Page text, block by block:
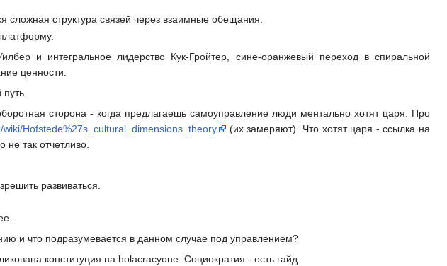
структура связей через взаимные обещания.
и интегральное лидерство Кук-Гройтер, сине-оранжевый переход в спиральной
ценности.
сторона - когда предлагаешь самоуправление люди ментально хотят царя. Про
Hofstede%27s_cultural_dimensions_theory
(их замеряют). Что хотят царя - ссылка на
так отчетливо.
развиваться.
и что подразумевается в данном случае под управлением?
конституция на holacracyone. Социократия - есть гайд